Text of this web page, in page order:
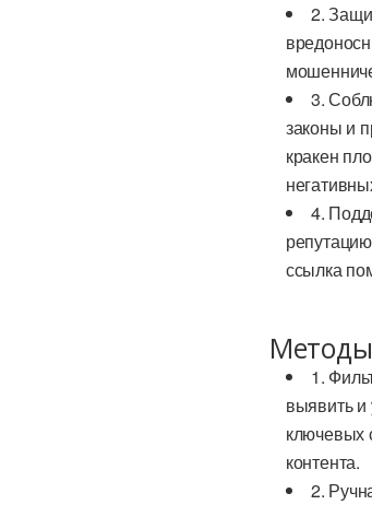
2.
3.
законы и
кракен
4.
ссылка
1.
выявить и
ключевых
контента.
2.